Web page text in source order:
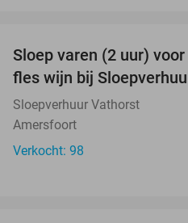
Sloep varen (2 uur)
fles wijn bij
Sloepverhuur Vathorst
Amersfoort
Verkocht: 98